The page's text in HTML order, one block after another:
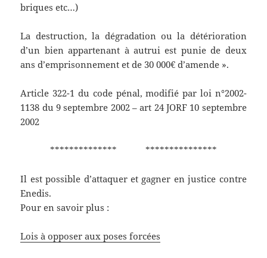
briques etc…)
La destruction, la dégradation ou la détérioration
d’un bien appartenant à autrui est punie de deux
ans d’emprisonnement et de 30 000€ d’amende ».
Article 322-1 du code pénal, modifié par loi n°2002-
1138 du 9 septembre 2002 – art 24 JORF 10 septembre
2002
************** ***************
Il est possible d’attaquer et gagner en justice contre
Enedis.
Pour en savoir plus :
Lois à opposer aux poses forcées